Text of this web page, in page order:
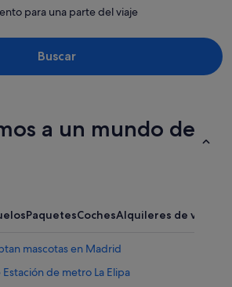
para una parte del viaje
Buscar
a un mundo de
PaquetesCochesAlquileres de
mascotas en Madrid
de metro La Elipa